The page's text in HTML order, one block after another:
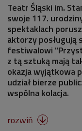
Teatr Śląski im.
swoje 117.
spektaklach
aktorzy posługują
festiwalowi
z tą sztuką mają
okazja wyjątkowa
udział bierze
wspólna kolacja.
rozwiń 